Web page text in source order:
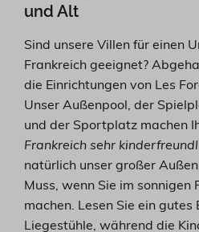
und Alt
Sind unsere Villen für einen
Frankreich geeignet?
die Einrichtungen von Les
Unser Außenpool, der
und der Sportplatz machen
Frankreich sehr
natürlich unser großer
Muss, wenn Sie im sonnigen
machen. Lesen Sie ein gutes
Liegestühle, während die